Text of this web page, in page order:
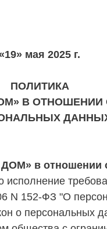
мая 2025 г.
ПОЛИТИКА
В ОТНОШЕНИИ
в отношении
исполнение
N 152-ФЗ "О
о персональных